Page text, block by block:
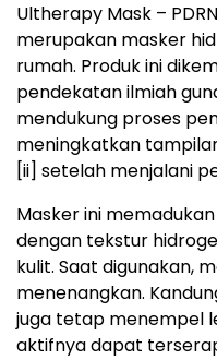
Ultherapy Mask –
merupakan masker
rumah. Produk ini
pendekatan ilmiah
mendukung proses
meningkatkan
[ii] setelah menjalani
Masker ini
dengan tekstur
kulit. Saat digunakan,
menenangkan.
juga tetap menempel
aktifnya dapat